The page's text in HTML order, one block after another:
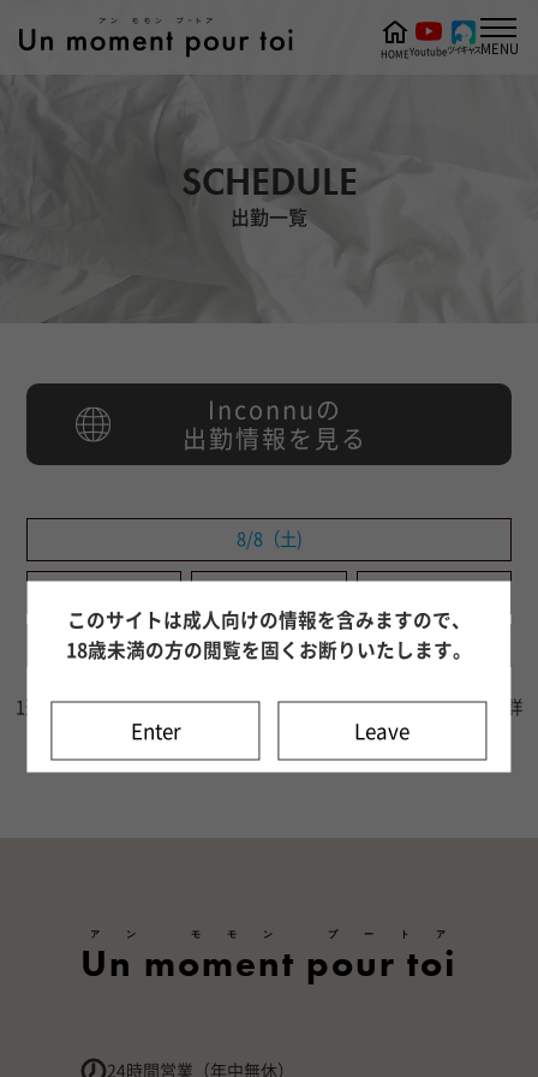
SCHEDULE
出勤一覧
HOMEYoutubeツイキャスMENU
Inconnuの
出勤情報を見る
8/8（土)
8/12（水) 8/13（木) 8/14（金)
1週間分の出勤情報をご確認いただけます。8日目以降はキャスト詳
細ページよりご確認ください。
Un moment pour toi
アン モモン プートア
24時間営業（年中無休）
このサイトは成人向けの情報を含みますので、
18歳未満の方の閲覧を固くお断りいたします。
Enter Leave